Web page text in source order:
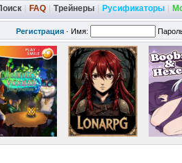
FAQ Трейнеры Русификаторы
Регистрация · Имя: